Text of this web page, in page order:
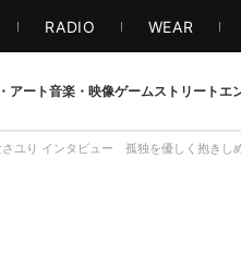
RADIO WEAR
アート音楽・映像ゲームストリート エ
ユり インタビュー 孤独を優しく抱きし